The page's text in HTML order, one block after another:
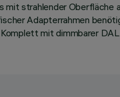
strahlender Oberfläche
Adapterrahmen
mit dimmbarer